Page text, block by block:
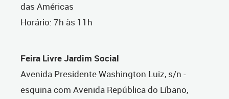
das Américas
Horário: 7h às 11h
Feira Livre Jardim Social
Avenida Presidente Washington Luiz, s/n -
esquina com Avenida República do Líbano,